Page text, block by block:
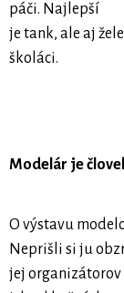
páči. Najlepší
je tank, ale aj
školáci.
Modelár je
O výstavu
Neprišli si ju
jej